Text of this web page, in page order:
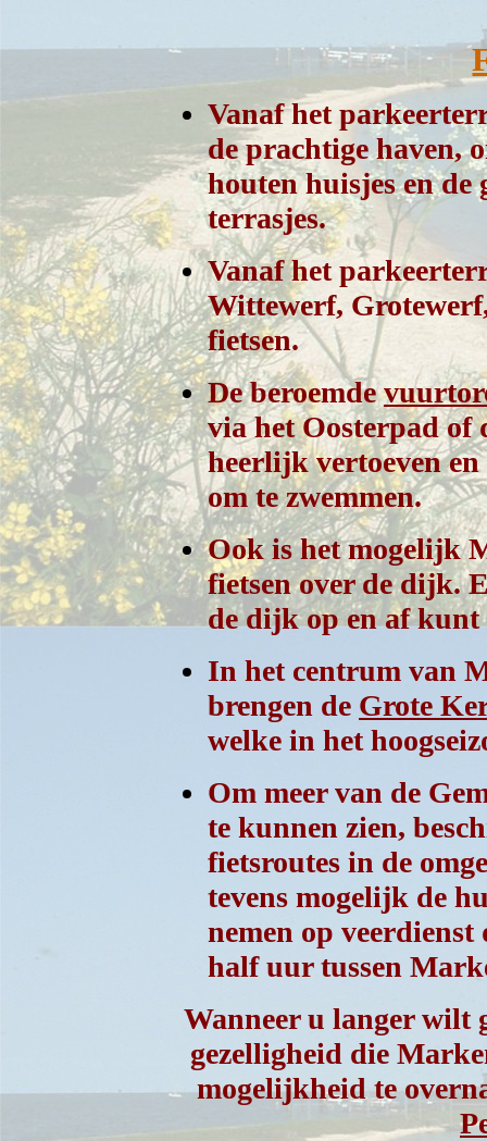
Vanaf het
de prachtige haven,
houten huisjes en de
terrasjes.
Vanaf het
Wittewerf,
fietsen.
De beroemde
via het Oosterpad
heerlijk vertoeven en
om te zwemmen.
Ook is het mogelijk
fietsen over de dijk.
de dijk op en af kunt
In het centrum van
brengen de Grote
welke in het
Om meer van de
te kunnen zien,
fietsroutes in de
tevens mogelijk de
nemen op veerdienst
half uur tussen
Wanneer u langer wilt
gezelligheid die
mogelijkheid te